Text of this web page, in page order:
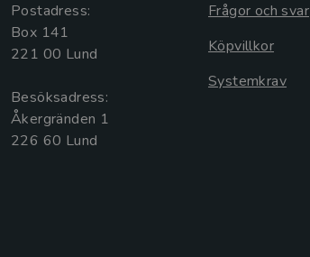
Postadress:
Box 141
221 00 Lund
Besöksadress:
Åkergränden 1
Frågor och svar
Köpvillkor
Systemkrav